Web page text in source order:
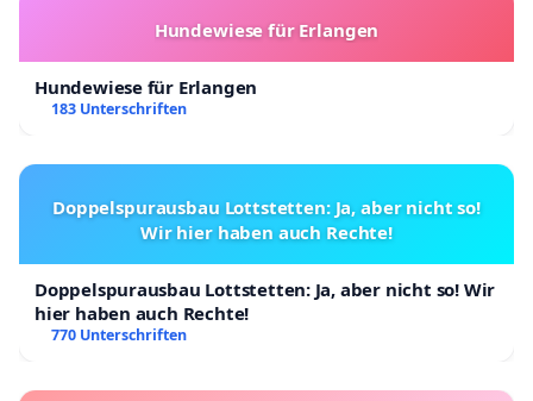
Hundewiese für Erlangen
Hundewiese für Erlangen
183 Unterschriften
Doppelspurausbau Lottstetten: Ja, aber nicht so!
Wir hier haben auch Rechte!
Doppelspurausbau Lottstetten: Ja, aber nicht so! Wir
hier haben auch Rechte!
770 Unterschriften